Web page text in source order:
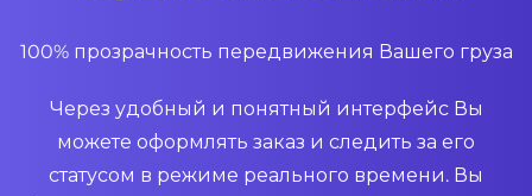
100% прозрачность передвижения Вашего груза
Через удобный и понятный интерфейс Вы
можете оформлять заказ и следить за его
статусом в режиме реального времени. Вы